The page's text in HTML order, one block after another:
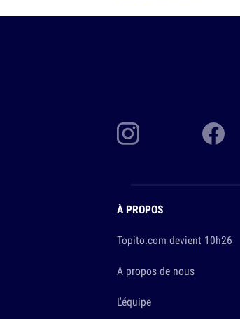
À PROPOS
Topito.com devient 10h26
A propos de nous
L'équipe